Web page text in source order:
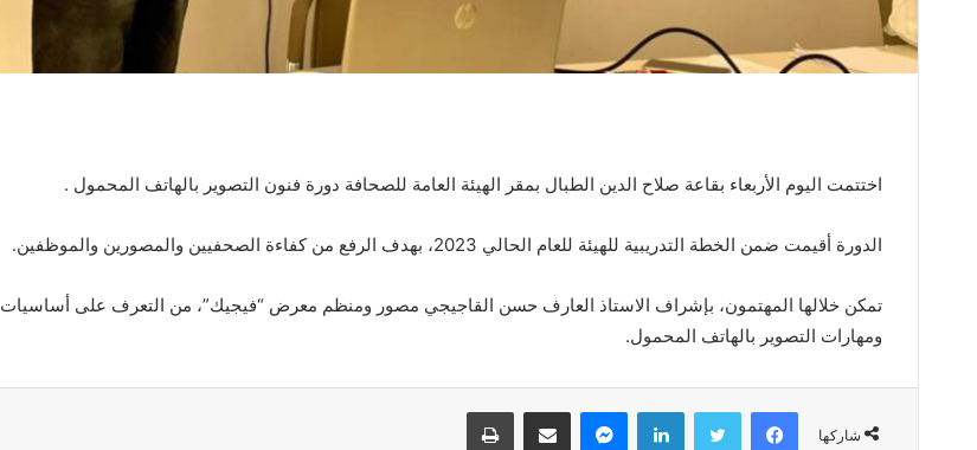
اختتمت اليوم الأربعاء بقاعة صلاح الدين الطبال بمقر الهيئة العامة للصحافة دورة فنون التصوير بالهاتف المحمول .
الدورة أقيمت ضمن الخطة التدريبية للهيئة للعام الحالي 2023، بهدف الرفع من كفاءة الصحفيين والمصورين والموظفين.
تمكن خلالها المهتمون، بإشراف الاستاذ العارف حسن القاجيجي مصور ومنظم معرض “فيجيك”، من التعرف على أساسيات
ومهارات التصوير بالهاتف المحمول.
شاركها
فيسبوك تويتر لينكدإن ماسنجر مشاركة عبر البريد طباعة